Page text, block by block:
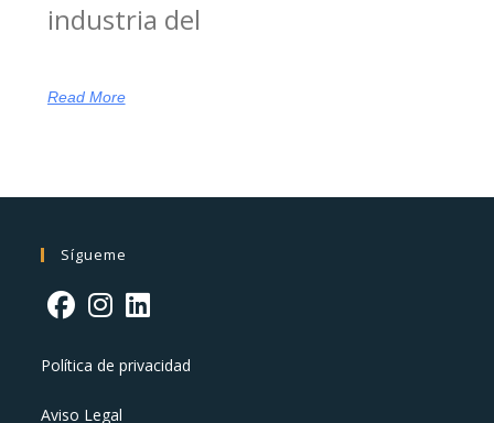
industria del
Read More
Sígueme
Política de privacidad
Aviso Legal